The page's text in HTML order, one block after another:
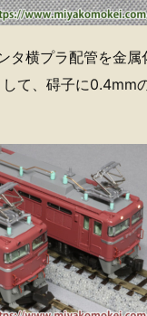
タ横プラ配管を金属
て、碍子に0.4mm